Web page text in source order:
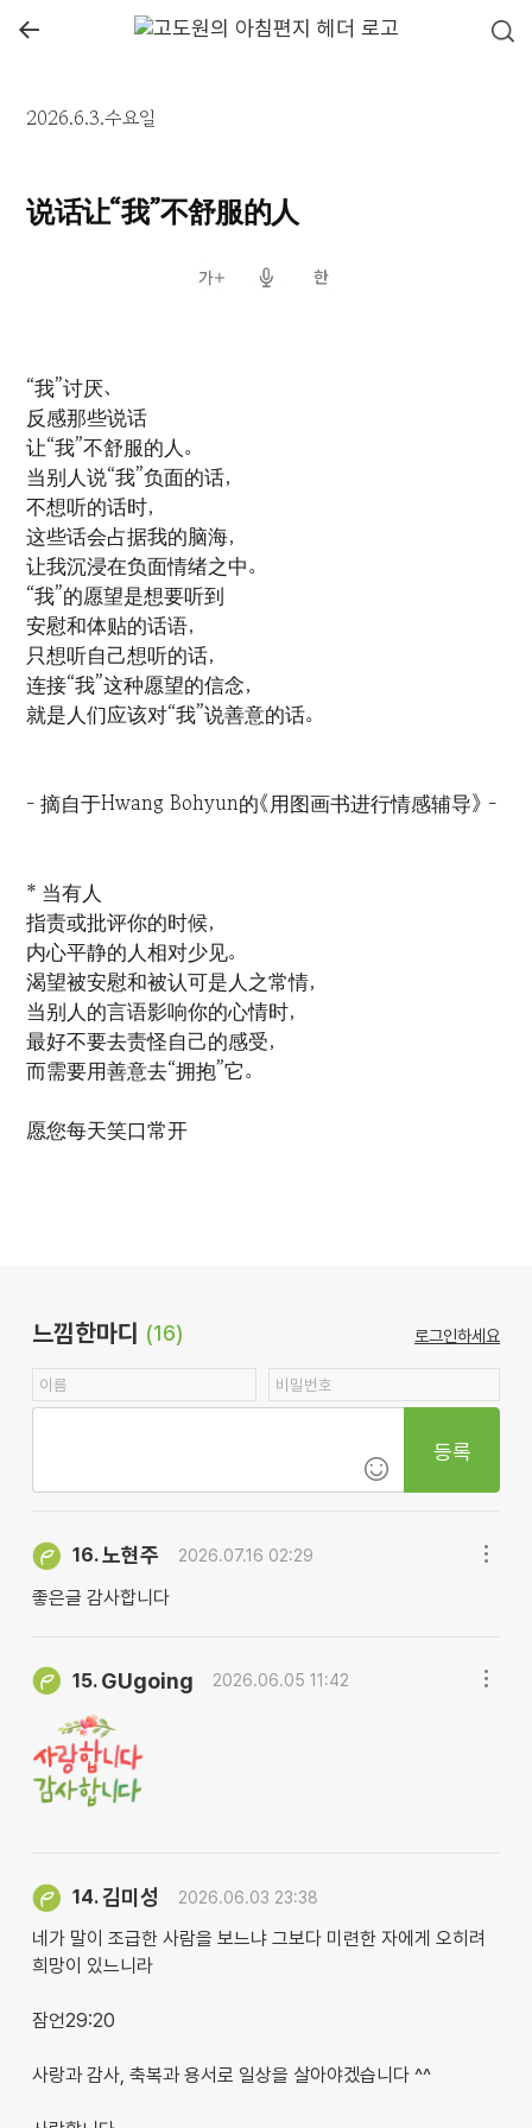
←
2026.6.3.수요일
说话让“我”不舒服的人
“我”讨厌、
反感那些说话
让“我”不舒服的人。
当别人说“我”负面的话，
不想听的话时，
这些话会占据我的脑海，
让我沉浸在负面情绪之中。
“我”的愿望是想要听到
安慰和体贴的话语，
只想听自己想听的话，
连接“我”这种愿望的信念，
就是人们应该对“我”说善意的话。
- 摘自于Hwang Bohyun的《用图画书进行情感辅导》 -
* 当有人
指责或批评你的时候，
内心平静的人相对少见。
渴望被安慰和被认可是人之常情，
当别人的言语影响你的心情时，
最好不要去责怪自己的感受，
而需要用善意去“拥抱”它。
愿您每天笑口常开
느낌한마디 (16) 로그인하세요
등록
16.노현주 2026.07.16 02:29
좋은글 감사합니다
15. GUgoing 2026.06.05 11:42
14.김미성 2026.06.03 23:38
네가 말이 조급한 사람을 보느냐 그보다 미련한 자에게 오히려
희망이 있느니라
잠언29:20
사랑과 감사, 축복과 용서로 일상을 살아야겠습니다 ^^